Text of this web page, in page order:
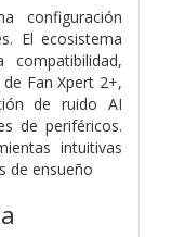
configuración
El ecosistema
compatibilidad,
Fan Xpert 2+,
de ruido AI
de periféricos.
intuitivas
de ensueño